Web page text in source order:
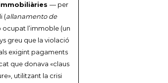
— per
(allanamento de
l’immoble (un
greu que la violació
exigint pagaments
que donava «claus
utilitzant la crisi